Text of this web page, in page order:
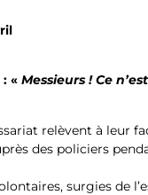
« Messieurs ! Ce
relèvent à leur
des policiers
surgies de